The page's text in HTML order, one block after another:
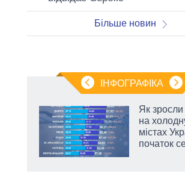
Більше новин
ІНФОГРАФІКА
Як
на
містах
початок